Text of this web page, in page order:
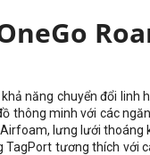
năng chuyển đổi
minh với các
lưng lưới thoáng
tương thích với